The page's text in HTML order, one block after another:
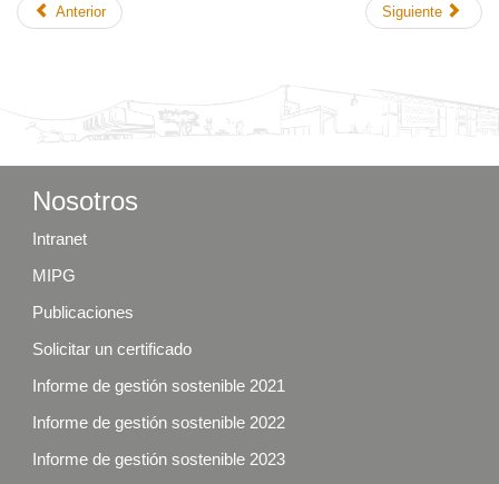
Anterior Siguiente
Nosotros
Intranet
MIPG
Publicaciones
Solicitar un certificado
Informe de gestión sostenible 2021
Informe de gestión sostenible 2022
Informe de gestión sostenible 2023